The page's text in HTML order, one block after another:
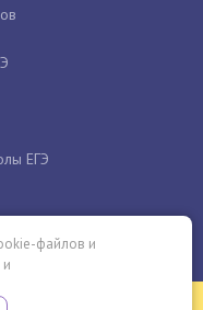
ЕГЭ
файлов и
и